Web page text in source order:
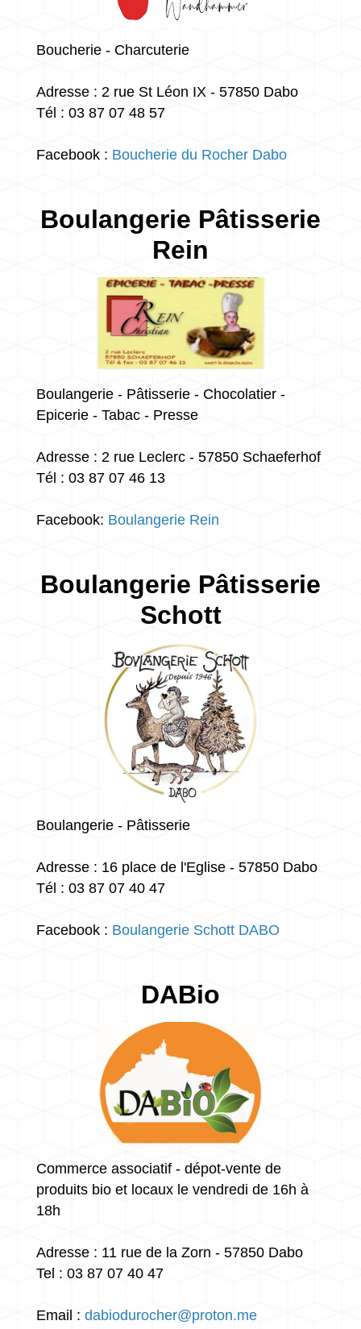
Boucherie - Charcuterie
Adresse : 2 rue St Léon IX - 57850 Dabo
Tél : 03 87 07 48 57
Facebook : Boucherie du Rocher Dabo
Boulangerie Pâtisserie
Rein
Boulangerie - Pâtisserie - Chocolatier -
Epicerie - Tabac - Presse
Adresse : 2 rue Leclerc - 57850 Schaeferhof
Tél : 03 87 07 46 13
Facebook: Boulangerie Rein
Boulangerie Pâtisserie
Schott
Boulangerie - Pâtisserie
Adresse : 16 place de l'Eglise - 57850 Dabo
Tél : 03 87 07 40 47
Facebook : Boulangerie Schott DABO
DABio
Commerce associatif - dépot-vente de
produits bio et locaux le vendredi de 16h à
18h
Adresse : 11 rue de la Zorn - 57850 Dabo
Tel : 03 87 07 40 47
Email : dabiodurocher@proton.me